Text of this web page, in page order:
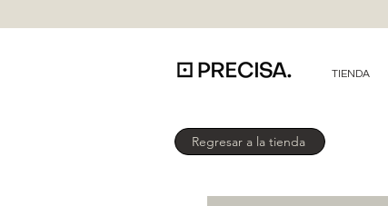
TIENDA
Regresar a la tienda